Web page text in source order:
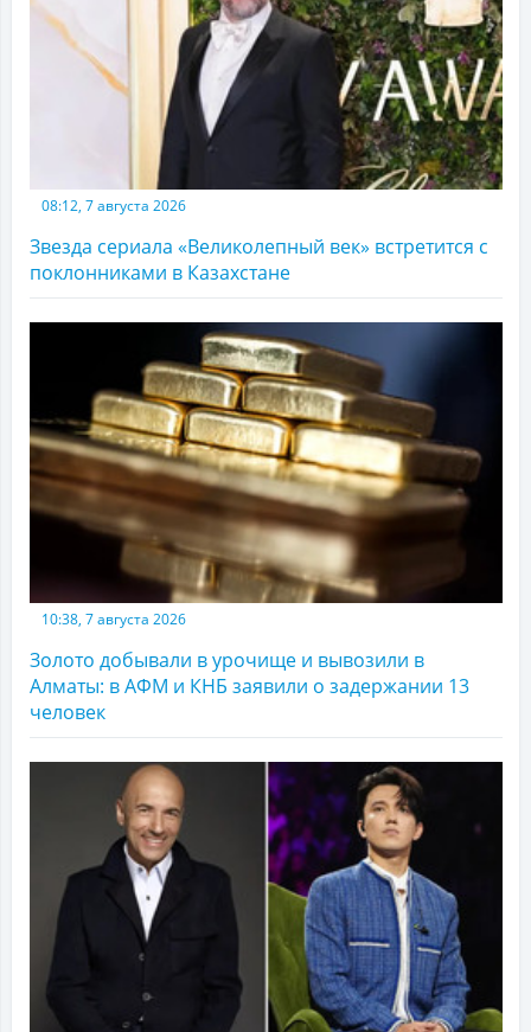
08:12, 7 августа 2026
Звезда сериала «Великолепный век» встретится с
поклонниками в Казахстане
10:38, 7 августа 2026
Золото добывали в урочище и вывозили в
Алматы: в АФМ и КНБ заявили о задержании 13
человек